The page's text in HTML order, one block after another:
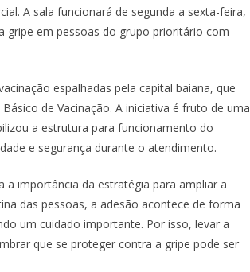
A sala funcionará de segunda a sexta-feira,
gripe em pessoas do grupo prioritário com
espalhadas pela capital baiana, que
de Vacinação. A iniciativa é fruto de uma
a estrutura para funcionamento do
e segurança durante o atendimento.
a importância da estratégia para ampliar a
das pessoas, a adesão acontece de forma
um cuidado importante. Por isso, levar a
que se proteger contra a gripe pode ser